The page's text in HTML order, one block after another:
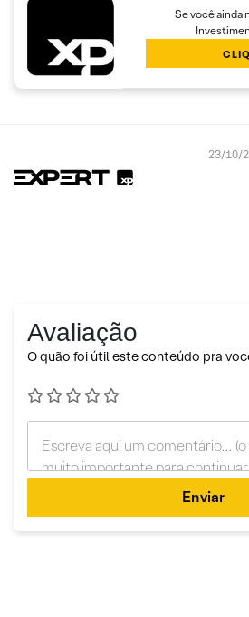
Se você ainda
23/10/
Avaliação
O quão foi útil este conteúdo pra
Enviar